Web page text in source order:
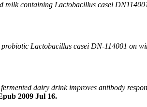
milk containing Lactobacillus casei
Lactobacillus casei DN-114001 on
dairy drink improves antibody
2009 Jul 16.